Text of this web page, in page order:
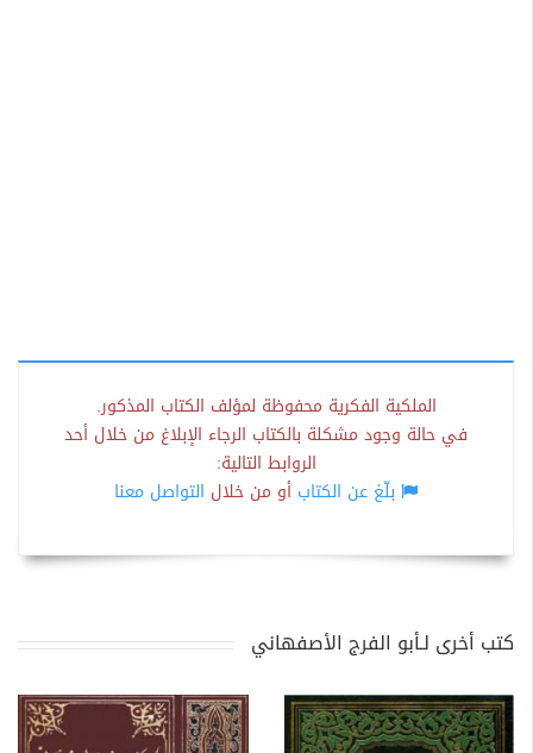
الملكية الفكرية محفوظة لمؤلف الكتاب المذكور.
في حالة وجود مشكلة بالكتاب الرجاء الإبلاغ من خلال أحد
الروابط التالية:
بلّغ عن الكتاب أو من خلال التواصل معنا
كتب أخرى لـأبو الفرج الأصفهاني